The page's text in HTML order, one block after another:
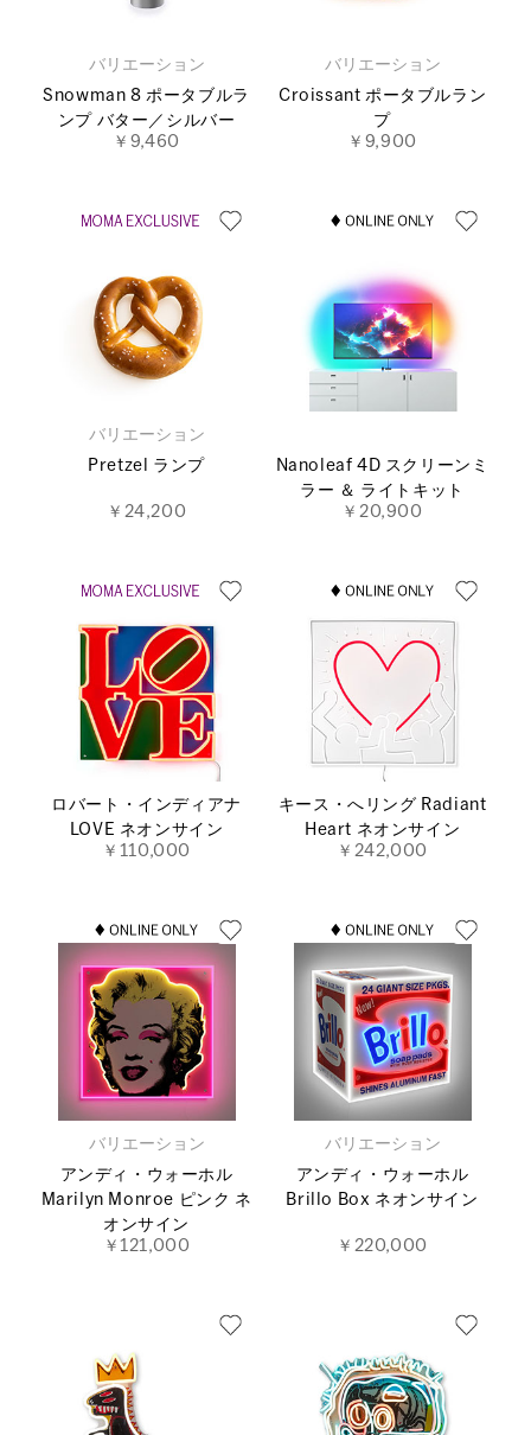
バリエーション
Snowman 8 ポータブルラ
ンプ バター／シルバー
￥9,460
バリエーション
Croissant ポータブルラン
プ
￥9,900
バリエーション
Pretzel ランプ
￥24,200
Nanoleaf 4D スクリーンミ
ラー ＆ ライトキット
￥20,900
ロバート・インディアナ
LOVE ネオンサイン
￥110,000
キース・へリング Radiant
Heart ネオンサイン
￥242,000
バリエーション
アンディ・ウォーホル
Marilyn Monroe ピンク ネ
オンサイン
￥121,000
バリエーション
アンディ・ウォーホル
Brillo Box ネオンサイン
￥220,000